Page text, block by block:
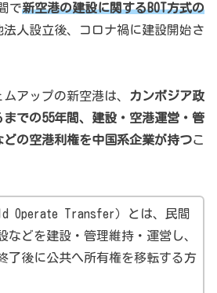
で新空港の建設に関するBOT方式の
法人設立後、コロナ禍に建設開始さ
アップの新空港は、
カンボジア政
での55年間、建設・空港運営・管
の空港利権を中国系企業が持つこ
Operate Transfer）とは、民間
などを建設・管理維持・運営し、
了後に公共へ所有権を移転する方